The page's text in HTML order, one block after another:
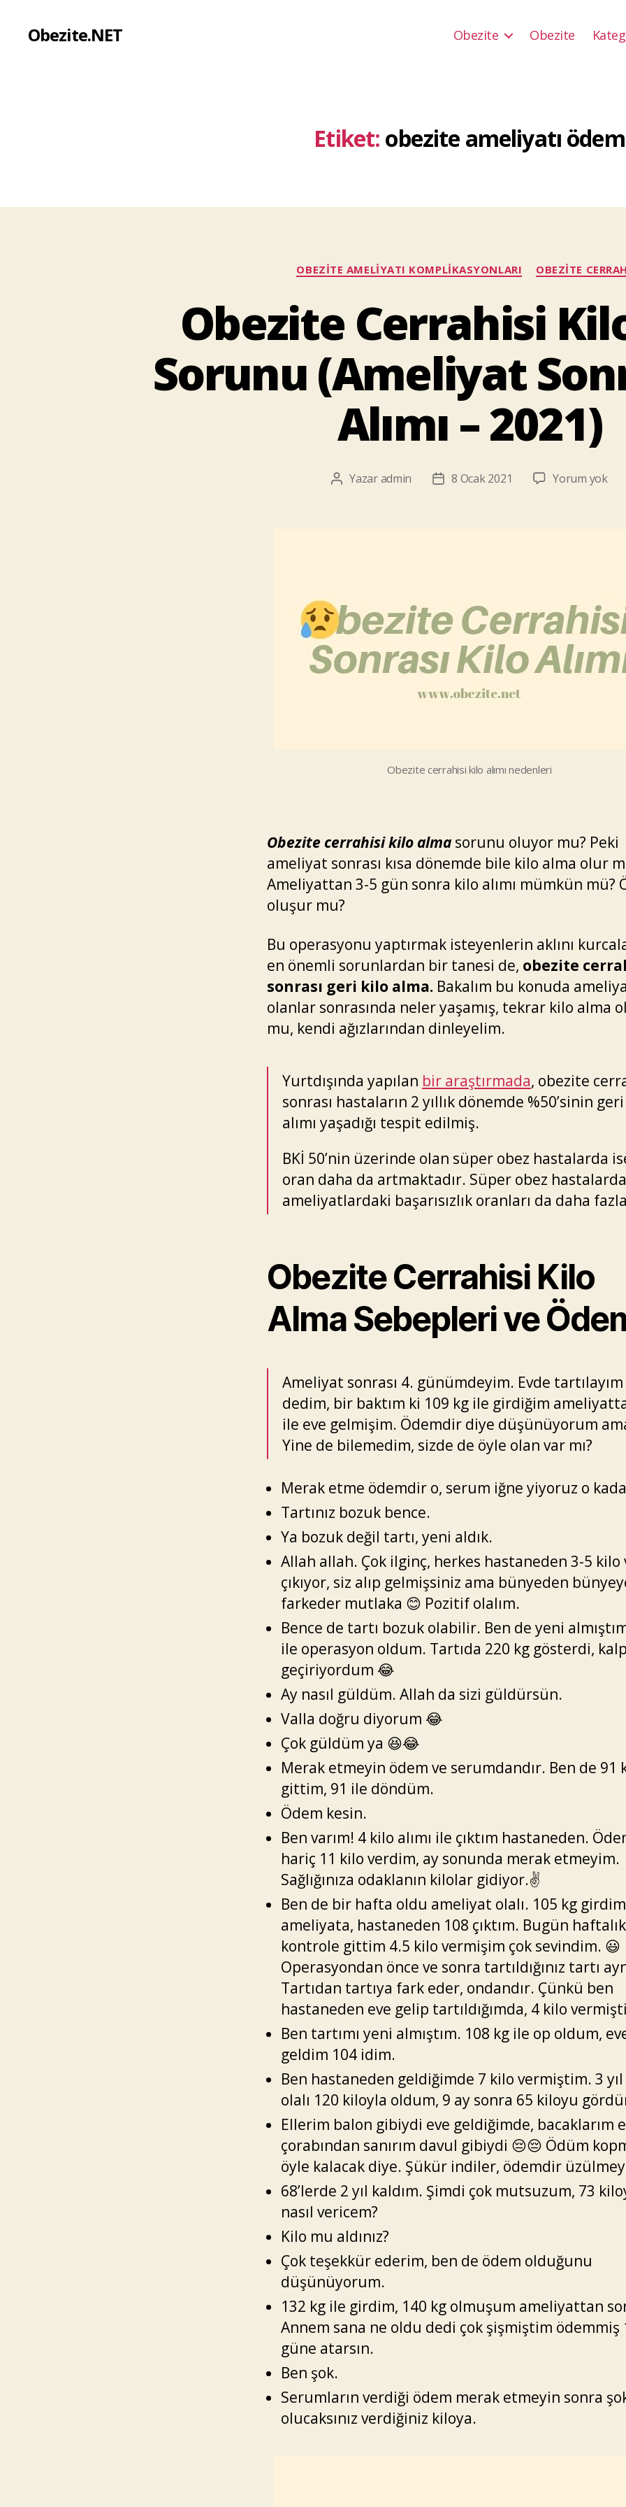
Obezite.NET Obezite Obezite
Etiket: obezite ameliyatı ödem
Kategoriler
OBEZITE AMELIYATI KOMPLIKASYONLARI OBEZITE
Obezite Cerrahisi
Sorunu (Ameliyat
Alımı – 2021)
Yazının
Yazaradmin
Yazı8 Ocak 2021 Yorum yok
–
Obezite cerrahisi kilo alımı nedenleri
Obezite cerrahisi kilo alma sorunu oluyor mu? Peki
ameliyat sonrası kısa dönemde bile kilo alma olur
Ameliyattan 3-5 gün sonra kilo alımı mümkün mü?
oluşur mu?
Bu operasyonu yaptırmak isteyenlerin aklını
en önemli sorunlardan bir tanesi de, obezite
sonrası geri kilo alma. Bakalım bu konuda
olanlar sonrasında neler yaşamış, tekrar kilo alma
mu, kendi ağızlarından dinleyelim.
Yurtdışında yapılan bir araştırmada, obezite
sonrası hastaların 2 yıllık dönemde %50’sinin
alımı yaşadığı tespit edilmiş.
BKİ 50’nin üzerinde olan süper obez hastalarda
oran daha da artmaktadır. Süper obez
ameliyatlardaki başarısızlık oranları da daha
Obezite Cerrahisi Kilo
Alma Sebepleri ve
Ameliyat sonrası 4. günümdeyim. Evde tartılayım
dedim, bir baktım ki 109 kg ile girdiğim
ile eve gelmişim. Ödemdir diye düşünüyorum
Yine de bilemedim, sizde de öyle olan var mı?
Merak etme ödemdir o, serum iğne yiyoruz o
Tartınız bozuk bence.
Ya bozuk değil tartı, yeni aldık.
Allah allah. Çok ilginç, herkes hastaneden 3-5 kilo
çıkıyor, siz alıp gelmişsiniz ama bünyeden
farkeder mutlaka 😊 Pozitif olalım.
Bence de tartı bozuk olabilir. Ben de yeni
ile operasyon oldum. Tartıda 220 kg gösterdi,
geçiriyordum 😂
Ay nasıl güldüm. Allah da sizi güldürsün.
Valla doğru diyorum 😂
Çok güldüm ya 😆😂
Merak etmeyin ödem ve serumdandır. Ben de 91
gittim, 91 ile döndüm.
Ödem kesin.
Ben varım! 4 kilo alımı ile çıktım hastaneden.
hariç 11 kilo verdim, ay sonunda merak etmeyim.
Sağlığınıza odaklanın kilolar gidiyor.✌
Ben de bir hafta oldu ameliyat olalı. 105 kg girdim
ameliyata, hastaneden 108 çıktım. Bugün haftalık
kontrole gittim 4.5 kilo vermişim çok sevindim. 😃
Operasyondan önce ve sonra tartıldığınız tartı
Tartıdan tartıya fark eder, ondandır. Çünkü ben
hastaneden eve gelip tartıldığımda, 4 kilo
Ben tartımı yeni almıştım. 108 kg ile op oldum,
geldim 104 idim.
Ben hastaneden geldiğimde 7 kilo vermiştim. 3
olalı 120 kiloyla oldum, 9 ay sonra 65 kiloyu
Ellerim balon gibiydi eve geldiğimde, bacaklarım
çorabından sanırım davul gibiydi 😔😔 Ödüm
öyle kalacak diye. Şükür indiler, ödemdir
68’lerde 2 yıl kaldım. Şimdi çok mutsuzum, 73
nasıl vericem?
Kilo mu aldınız?
Çok teşekkür ederim, ben de ödem olduğunu
düşünüyorum.
132 kg ile girdim, 140 kg olmuşum ameliyattan
Annem sana ne oldu dedi çok şişmiştim ödemmiş
güne atarsın.
Ben şok.
Serumların verdiği ödem merak etmeyin sonra
olucaksınız verdiğiniz kiloya.